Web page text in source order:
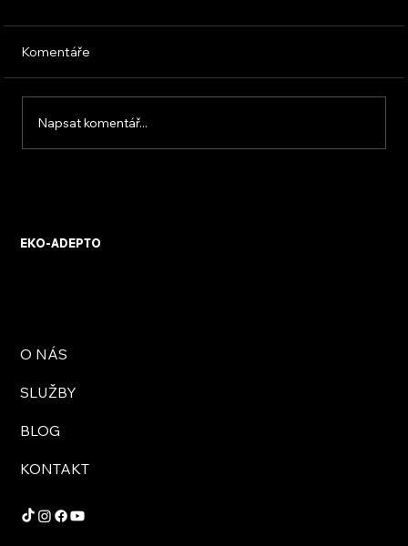
Komentáře
Napsat komentář...
EKO-ADEPTO
O NÁS
SLUŽBY
BLOG
KONTAKT